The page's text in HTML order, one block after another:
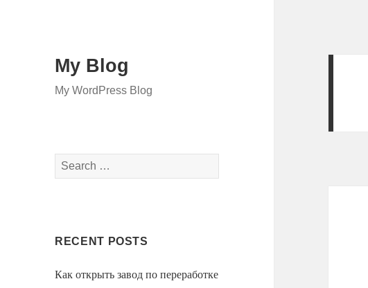
My Blog
My WordPress Blog
Search
for:
RECENT POSTS
Как открыть завод по переработке